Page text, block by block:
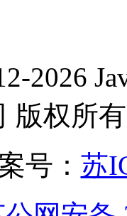
2026
版权所有
号： 苏